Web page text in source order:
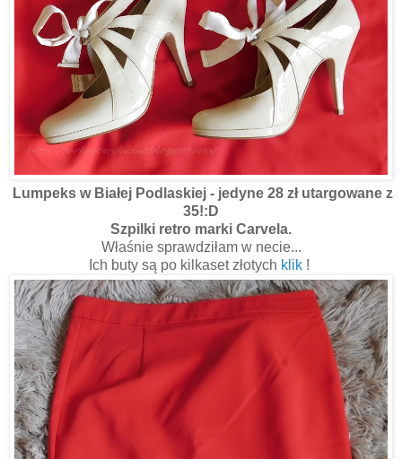
Lumpeks w Białej Podlaskiej - jedyne 28 zł utargowane z
35!:D
Szpilki retro marki Carvela.
Właśnie sprawdziłam w necie...
Ich buty są po kilkaset złotych klik !